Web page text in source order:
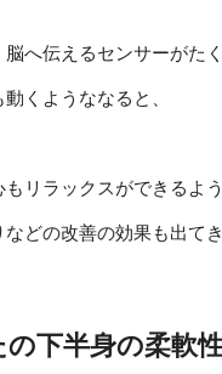
へ伝えるセンサーがた
くようななると、
リラックスができるよ
どの改善の効果も出てき
下半身の柔軟